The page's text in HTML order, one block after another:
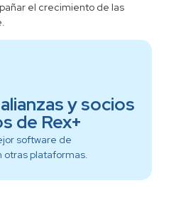
el crecimiento de las
y socios
de Rex+
software de
otras plataformas.